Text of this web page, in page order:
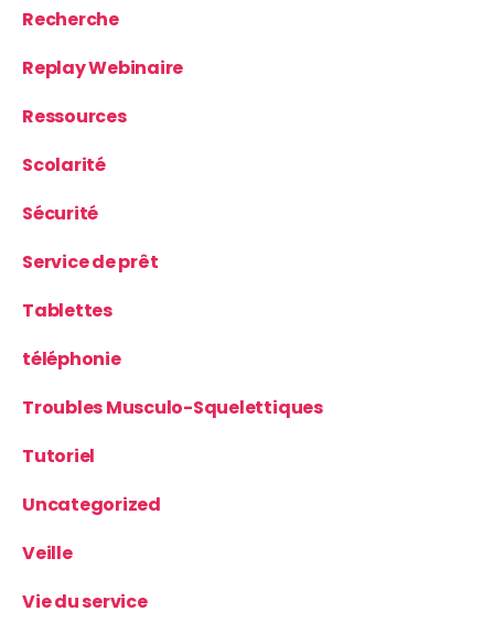
Recherche
Replay Webinaire
Ressources
Scolarité
Sécurité
Service de prêt
Tablettes
téléphonie
Troubles Musculo-Squelettiques
Tutoriel
Uncategorized
Veille
Vie du service